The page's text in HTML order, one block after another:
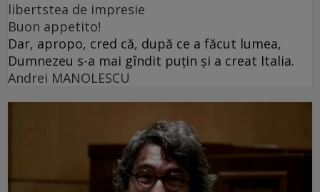
libertstea de impresie
Buon appetito!
Dar, apropo, cred că, după ce a făcut lumea,
Dumnezeu s-a mai gîndit puțin și a creat Italia.
Andrei MANOLESCU